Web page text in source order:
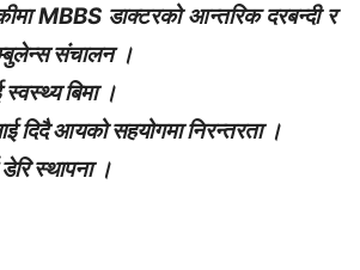
MBBS डाक्टरको आन्तरिक दरबन्दी र
संचालन ।
स्वस्थ्य बिमा ।
दिदै आयको सहयोगमा निरन्तरता ।
स्थापना ।